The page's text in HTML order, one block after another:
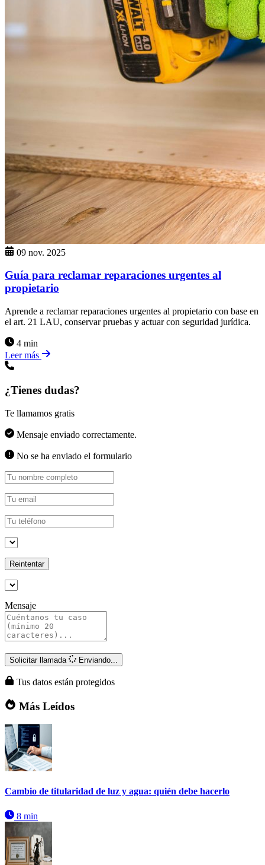
09 nov. 2025
Guía para reclamar reparaciones urgentes al
propietario
Aprende a reclamar reparaciones urgentes al propietario con base en
el art. 21 LAU, conservar pruebas y actuar con seguridad jurídica.
4 min
Leer más
¿Tienes dudas?
Te llamamos gratis
Mensaje enviado correctamente.
No se ha enviado el formulario
Reintentar
Mensaje
Solicitar llamada Enviando...
Tus datos están protegidos
Más Leídos
Cambio de titularidad de luz y agua: quién debe hacerlo
8 min